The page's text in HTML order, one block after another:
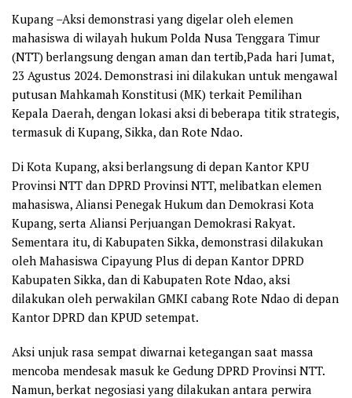
Kupang –Aksi demonstrasi yang digelar oleh elemen
mahasiswa di wilayah hukum Polda Nusa Tenggara Timur
(NTT) berlangsung dengan aman dan tertib,Pada hari Jumat,
23 Agustus 2024. Demonstrasi ini dilakukan untuk mengawal
putusan Mahkamah Konstitusi (MK) terkait Pemilihan
Kepala Daerah, dengan lokasi aksi di beberapa titik strategis,
termasuk di Kupang, Sikka, dan Rote Ndao.
Di Kota Kupang, aksi berlangsung di depan Kantor KPU
Provinsi NTT dan DPRD Provinsi NTT, melibatkan elemen
mahasiswa, Aliansi Penegak Hukum dan Demokrasi Kota
Kupang, serta Aliansi Perjuangan Demokrasi Rakyat.
Sementara itu, di Kabupaten Sikka, demonstrasi dilakukan
oleh Mahasiswa Cipayung Plus di depan Kantor DPRD
Kabupaten Sikka, dan di Kabupaten Rote Ndao, aksi
dilakukan oleh perwakilan GMKI cabang Rote Ndao di depan
Kantor DPRD dan KPUD setempat.
Aksi unjuk rasa sempat diwarnai ketegangan saat massa
mencoba mendesak masuk ke Gedung DPRD Provinsi NTT.
Namun, berkat negosiasi yang dilakukan antara perwira